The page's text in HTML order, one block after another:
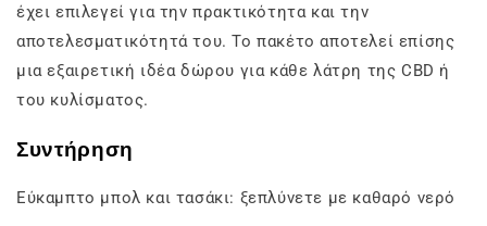
έχει επιλεγεί για την πρακτικότητα και την
αποτελεσματικότητά του. Το πακέτο αποτελεί επίσης
μια εξαιρετική ιδέα δώρου για κάθε λάτρη της CBD ή
του κυλίσματος.
Συντήρηση
Εύκαμπτο μπολ και τασάκι: ξεπλύνετε με καθαρό νερό